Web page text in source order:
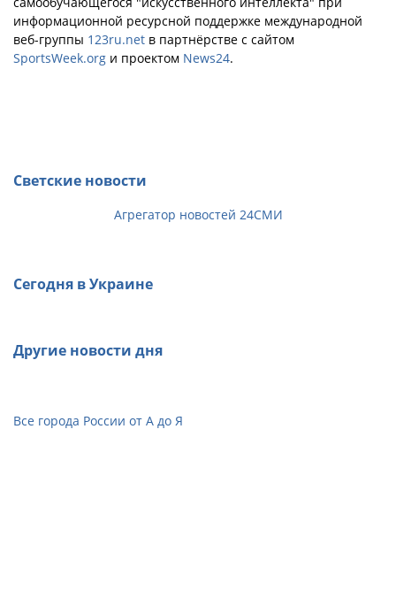
информационной ресурсной поддержке международной
веб-группы 123ru.net в партнёрстве с сайтом
SportsWeek.org и проектом News24.
Светские новости
Агрегатор новостей 24СМИ
Сегодня в Украине
Другие новости дня
Все города России от А до Я